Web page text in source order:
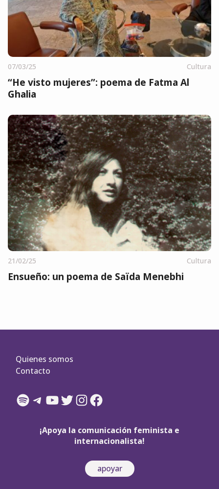
07/03/25 Cultura
“He visto mujeres”: poema de Fatma Al
Ghalia
21/02/25 Cultura
Ensueño: un poema de Saïda Menebhi
Quienes somos
Contacto
Spotify
Telegram
YouTube
Twitter
Instagram
Facebook
¡Apoya la comunicación feminista e
internacionalista!
apoyar